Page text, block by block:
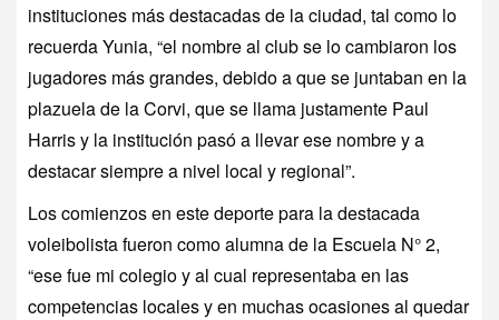
instituciones más destacadas de la ciudad, tal como lo
recuerda Yunia, “el nombre al club se lo cambiaron los
jugadores más grandes, debido a que se juntaban en la
plazuela de la Corvi, que se llama justamente Paul
Harris y la institución pasó a llevar ese nombre y a
destacar siempre a nivel local y regional”.
Los comienzos en este deporte para la destacada
voleibolista fueron como alumna de la Escuela N° 2,
“ese fue mi colegio y al cual representaba en las
competencias locales y en muchas ocasiones al quedar